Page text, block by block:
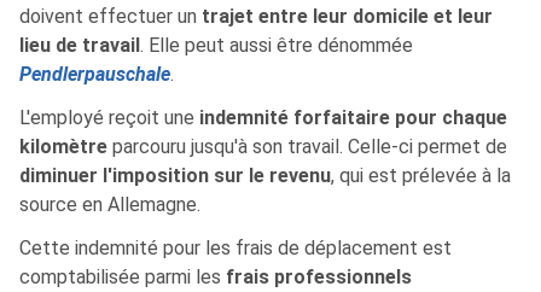
doivent effectuer un trajet entre leur domicile et leur
lieu de travail. Elle peut aussi être dénommée
Pendlerpauschale.
L'employé reçoit une indemnité forfaitaire pour chaque
kilomètre parcouru jusqu'à son travail. Celle-ci permet de
diminuer l'imposition sur le revenu, qui est prélevée à la
source en Allemagne.
Cette indemnité pour les frais de déplacement est
comptabilisée parmi les frais professionnels